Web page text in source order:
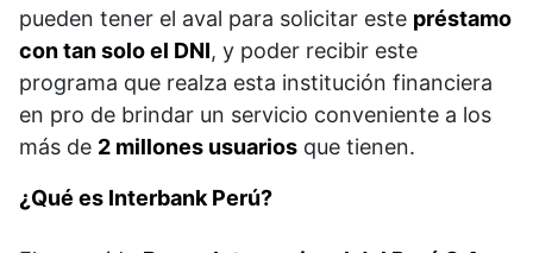
pueden tener el aval para solicitar este préstamo
con tan solo el DNI, y poder recibir este
programa que realza esta institución financiera
en pro de brindar un servicio conveniente a los
más de 2 millones usuarios que tienen.
¿Qué es Interbank Perú?